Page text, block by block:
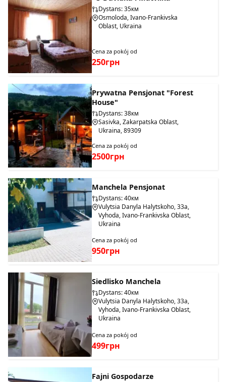
Dystans: 35км
Osmoloda, Ivano-Frankivska
Oblast, Ukraina
Cena za pokój od
250грн
Prywatna Pensjonat "Forest
House"
Dystans: 38км
Sasivka, Zakarpatska Oblast,
Ukraina, 89309
Cena za pokój od
2500грн
Manchela Pensjonat
Dystans: 40км
Vulytsia Danyla Halytskoho, 33a,
Vyhoda, Ivano-Frankivska Oblast,
Ukraina
Cena za pokój od
950грн
Siedlisko Manchela
Dystans: 40км
Vulytsia Danyla Halytskoho, 33a,
Vyhoda, Ivano-Frankivska Oblast,
Ukraina
Cena za pokój od
499грн
Fajni Gospodarze